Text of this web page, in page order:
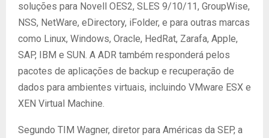
soluções para Novell OES2, SLES 9/10/11, GroupWise,
NSS, NetWare, eDirectory, iFolder, e para outras marcas
como Linux, Windows, Oracle, HedRat, Zarafa, Apple,
SAP, IBM e SUN. A ADR também responderá pelos
pacotes de aplicações de backup e recuperação de
dados para ambientes virtuais, incluindo VMware ESX e
XEN Virtual Machine.
Segundo TIM Wagner, diretor para Américas da SEP, a